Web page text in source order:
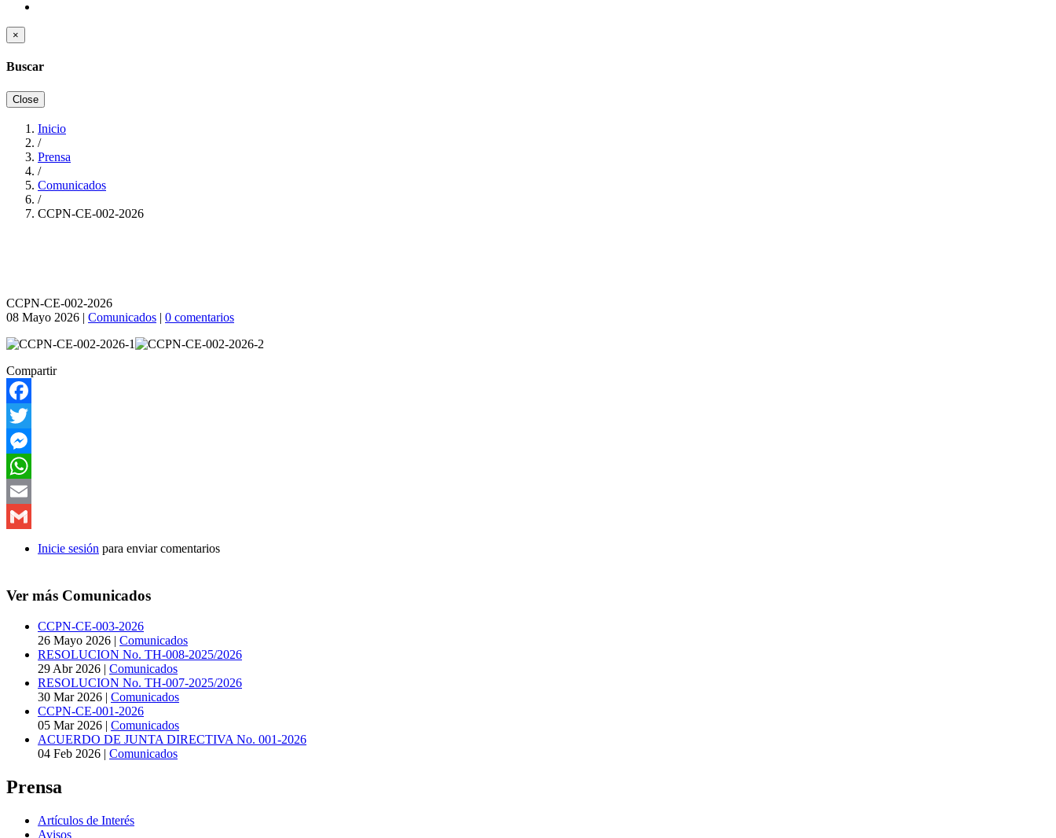
×
Buscar
Close
Sobrescribir
enlaces
ayuda
Inicio
/
Prensa
/
Comunicados
/
CCPN-CE-002-2026
CCPN-CE-002-2026
08 Mayo 2026 | Comunicados | 0 comentarios
Compartir
Facebook
Twitter
Messenger
WhatsApp
Email
Inicie sesión para enviar comentarios
Ver más Comunicados
CCPN-CE-003-2026
26 Mayo 2026 | Comunicados
RESOLUCION No. TH-008-2025/2026
29 Abr 2026 | Comunicados
RESOLUCION No. TH-007-2025/2026
30 Mar 2026 | Comunicados
CCPN-CE-001-2026
05 Mar 2026 | Comunicados
ACUERDO DE JUNTA DIRECTIVA No. 001-2026
04 Feb 2026 | Comunicados
Prensa
Artículos de Interés
Avisos